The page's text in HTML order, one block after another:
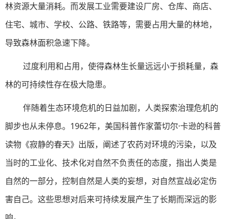
林资源大量消耗。而发展工业需要建设厂房、仓库、商店、
住宅、城市、学校、公路、铁路等，需要占用大量的林地，
导致森林面积急速下降。
过度利用和占用，使得森林生长量远远小于损耗量，森
林的可持续性存在极大隐患。
伴随着生态环境危机的日益加剧，人类探索治理危机的
脚步也从未停息。1962年，美国科普作家蕾切尔·卡逊的科普
读物《寂静的春天》出版，阐述了农药对环境的污染，以及
当时的工业化、技术化对自然不负责任的态度，指出人类是
自然的一部分，控制自然是人类的妄想，对自然宣战必定伤
害自己。这些思想对后来可持续发展产生了长期而深远的影